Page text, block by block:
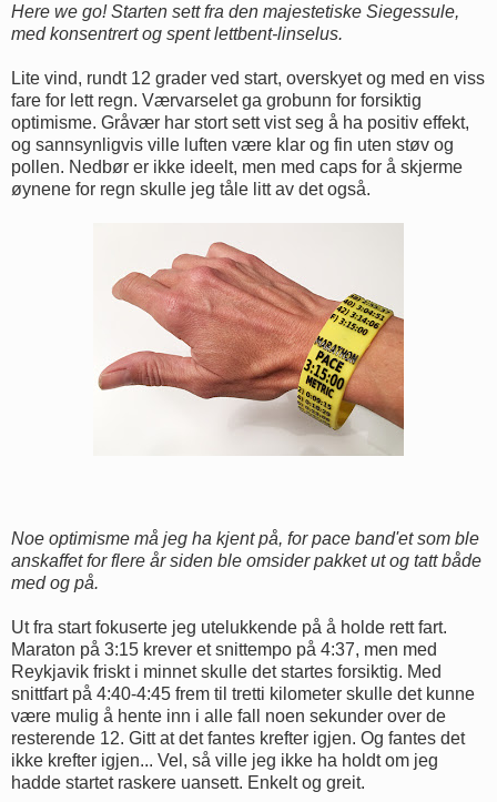
Here we go! Starten sett fra den majestetiske Siegessule,
med konsentrert og spent lettbent-linselus.
Lite vind, rundt 12 grader ved start, overskyet og med en viss
fare for lett regn. Værvarselet ga grobunn for forsiktig
optimisme. Gråvær har stort sett vist seg å ha positiv effekt,
og sannsynligvis ville luften være klar og fin uten støv og
pollen. Nedbør er ikke ideelt, men med caps for å skjerme
øynene for regn skulle jeg tåle litt av det også.
Noe optimisme må jeg ha kjent på, for pace band'et som ble
anskaffet for flere år siden ble omsider pakket ut og tatt både
med og på.
Ut fra start fokuserte jeg utelukkende på å holde rett fart.
Maraton på 3:15 krever et snittempo på 4:37, men med
Reykjavik friskt i minnet skulle det startes forsiktig. Med
snittfart på 4:40-4:45 frem til tretti kilometer skulle det kunne
være mulig å hente inn i alle fall noen sekunder over de
resterende 12. Gitt at det fantes krefter igjen. Og fantes det
ikke krefter igjen... Vel, så ville jeg ikke ha holdt om jeg
hadde startet raskere uansett. Enkelt og greit.